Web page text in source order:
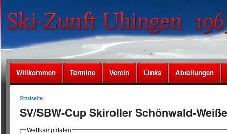
Willkommen Termine Verein Links Abteilungen
Startseite
SV/SBW-Cup Skiroller Schönwald-
Wettkampfdaten